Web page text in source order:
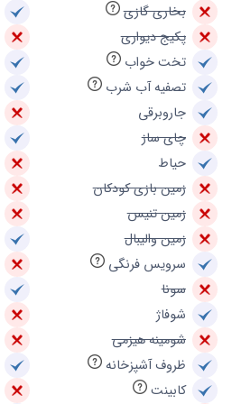
بخاری گازی
پکیج دیواری
تخت خواب
تصفیه آب شرب
جاروبرقی
چای ساز
حیاط
زمین بازی کودکان
زمین تنیس
زمین والیبال
سرویس فرنگی
سونا
شوفاژ
شومینه هیزمی
ظروف آشپزخانه
کابینت